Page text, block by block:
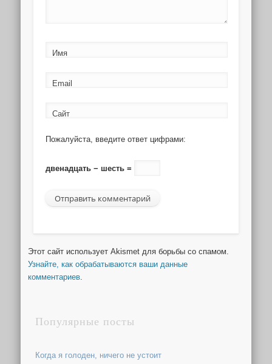
Имя
Email
Сайт
Пожалуйста, введите ответ цифрами:
двенадцать − шесть =
Этот сайт использует Akismet для борьбы со спамом.
Узнайте, как обрабатываются ваши данные
комментариев.
Популярные посты
Когда я голоден, ничего не устоит